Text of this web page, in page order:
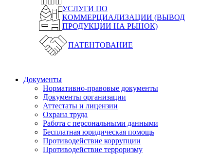
УСЛУГИ ПО
КОММЕРЦИАЛИЗАЦИИ (ВЫВОД
ПРОДУКЦИИ НА РЫНОК)
ПАТЕНТОВАНИЕ
Документы
Нормативно-правовые документы
Документы организации
Аттестаты и лицензии
Охрана труда
Работа с персональными данными
Бесплатная юридическая помощь
Противодействие коррупции
Противодействие терроризму